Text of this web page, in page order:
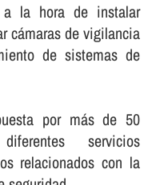
a la hora de instalar
cámaras de vigilancia
de sistemas de
por más de 50
servicios
relacionados con la